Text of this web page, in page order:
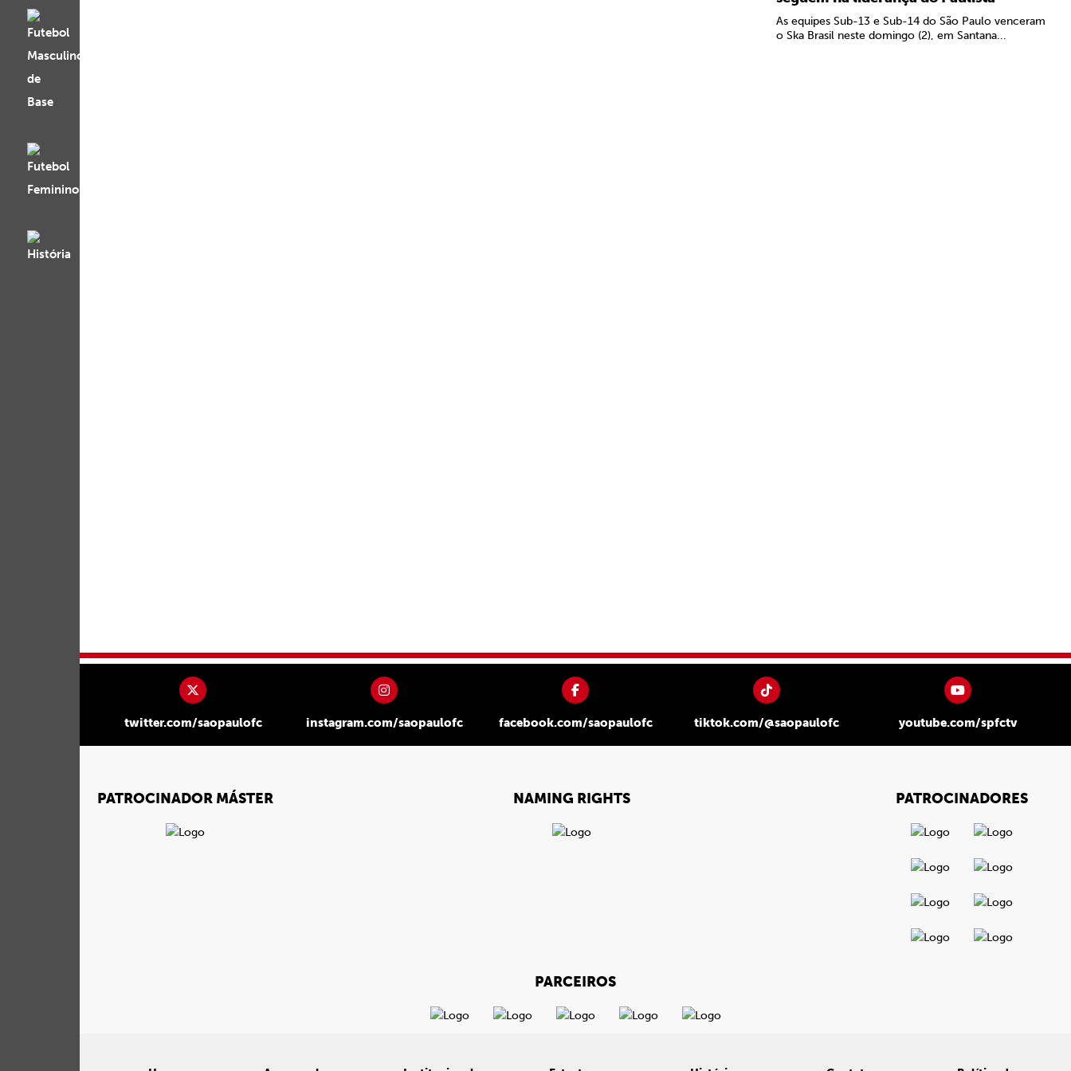
As equipes Sub-13 e Sub-14 do São Paulo venceram
o Ska Brasil neste domingo (2), em Santana...
twitter.com/saopaulofc instagram.com/saopaulofc facebook.com/saopaulofc tiktok.com/@saopaulofc youtube.com/spfctv
PATROCINADOR MÁSTER NAMING RIGHTS PATROCINADORES
PARCEIROS